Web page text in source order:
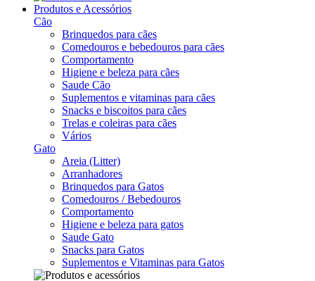
Produtos e Acessórios
Cão
Brinquedos para cães
Comedouros e bebedouros para cães
Comportamento
Higiene e beleza para cães
Saude Cão
Suplementos e vitaminas para cães
Snacks e biscoitos para cães
Trelas e coleiras para cães
Vários
Gato
Areia (Litter)
Arranhadores
Brinquedos para Gatos
Comedouros / Bebedouros
Comportamento
Higiene e beleza para gatos
Saude Gato
Snacks para Gatos
Suplementos e Vitaminas para Gatos